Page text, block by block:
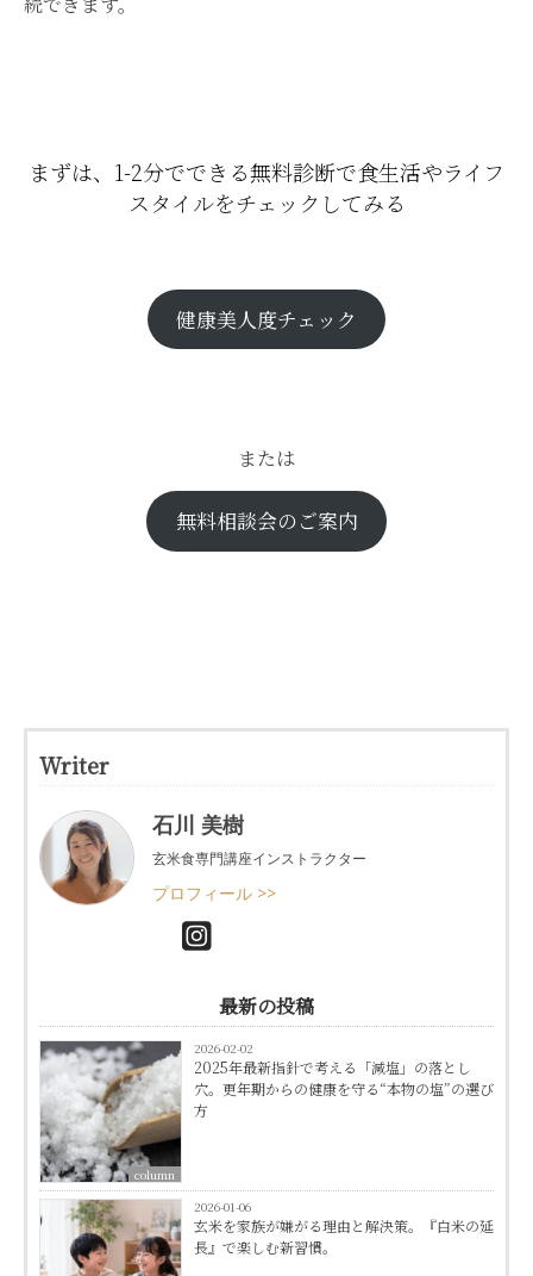
まずは、1-2分でできる無料診断で食生活やライフ
スタイルをチェックしてみる
健康美人度チェック
または
無料相談会のご案内
Writer
石川 美樹
玄米食専門講座インストラクター
プロフィール >>
最新の投稿
column
2026-02-02
2025年最新指針で考える「減塩」の落とし
穴。更年期からの健康を守る“本物の塩”の選び
方
2026-01-06
玄米を家族が嫌がる理由と解決策。『白米の延
長』で楽しむ新習慣。